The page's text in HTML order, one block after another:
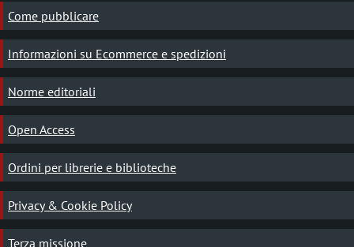
Come pubblicare
Informazioni su Ecommerce e spedizioni
Norme editoriali
Open Access
Ordini per librerie e biblioteche
Privacy & Cookie Policy
Terza missione